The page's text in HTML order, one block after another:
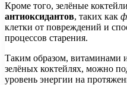
Кроме того, зелёные
антиоксидантов, таких как
клетки от повреждений и
процессов старения.
Таким образом, витаминами
зелёных коктейлях, можно
уровень энергии на